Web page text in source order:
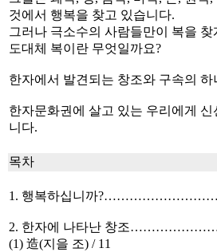
것에서 행복을 찾고 있습니다.
그러나 극소수의 사람들만이 복을 찾
도대체 복이란 무엇일까요?
한자에서 발견되는 창조와 구속의 하
한자문화권에 살고 있는 우리에게
니다.
목차
1. 행복하십니까
2. 한자에 나타난 창조
(1) 造(지을 조) / 11